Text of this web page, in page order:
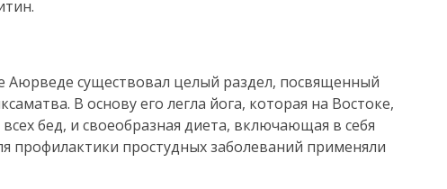
Аюрведе существовал целый раздел, посвященный
В основу его легла йога, которая на Востоке,
бед, и своеобразная диета, включающая в себя
профилактики простудных заболеваний применяли